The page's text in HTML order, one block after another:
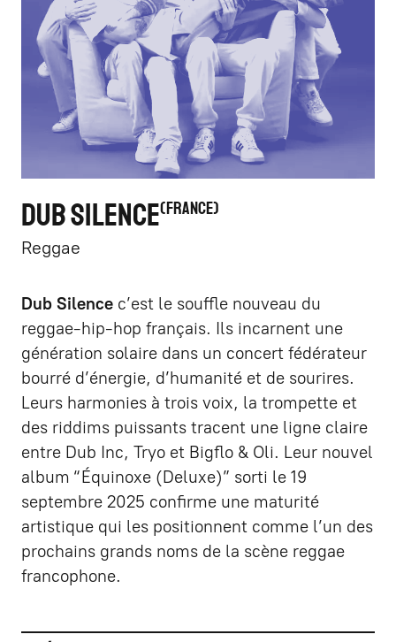
DUB SILENCE FRANCE
Reggae
Dub Silence c’est le souffle nouveau du
reggae-hip-hop français. Ils incarnent une
génération solaire dans un concert fédérateur
bourré d’énergie, d’humanité et de sourires.
Leurs harmonies à trois voix, la trompette et
des riddims puissants tracent une ligne claire
entre Dub Inc, Tryo et Bigflo & Oli. Leur nouvel
album “Équinoxe (Deluxe)” sorti le 19
septembre 2025 confirme une maturité
artistique qui les positionnent comme l’un des
prochains grands noms de la scène reggae
francophone.